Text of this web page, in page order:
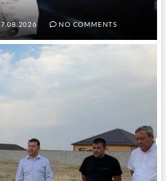
NO COMMENTS